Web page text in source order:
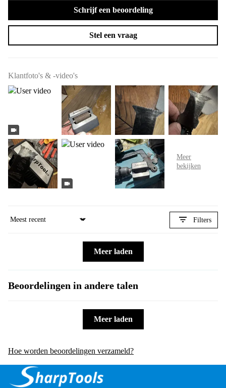
Schrijf een beoordeling
Stel een vraag
Klantfoto's & -video's
Sort by Filters
Meer laden
Beoordelingen in andere talen
Meer laden
Hoe worden beoordelingen verzameld?